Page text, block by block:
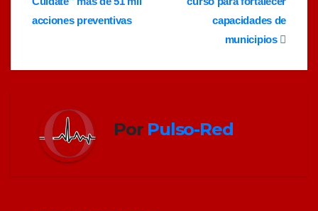
de
capacidades de
municipios
acciones preventivas
Por Pulso-Red